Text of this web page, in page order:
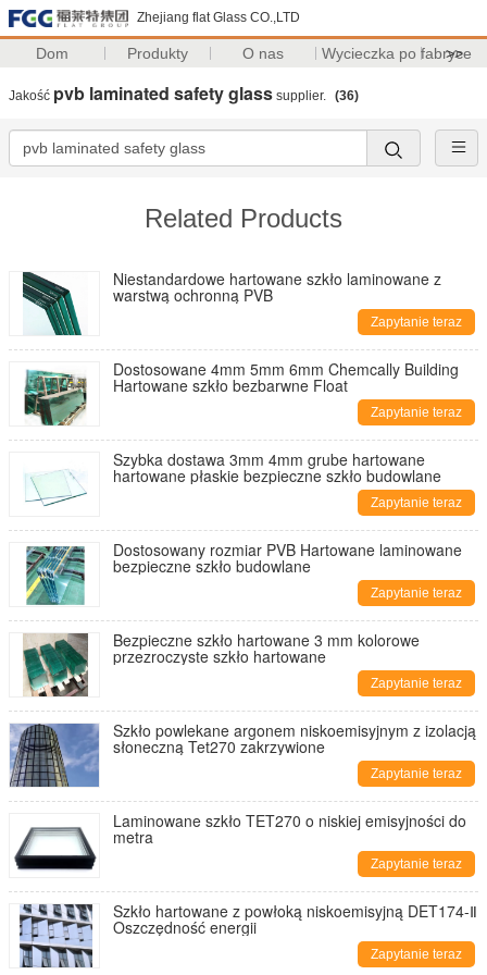
Zhejiang flat Glass CO.,LTD
Dom Produkty O nas Wycieczka po fabryce
>>
Jakość pvb laminated safety glass supplier. (36)
Related Products
Niestandardowe hartowane szkło laminowane z
warstwą ochronną PVB
Zapytanie teraz
Dostosowane 4mm 5mm 6mm Chemcally Building
Hartowane szkło bezbarwne Float
Zapytanie teraz
Szybka dostawa 3mm 4mm grube hartowane
hartowane płaskie bezpieczne szkło budowlane
Zapytanie teraz
Dostosowany rozmiar PVB Hartowane laminowane
bezpieczne szkło budowlane
Zapytanie teraz
Bezpieczne szkło hartowane 3 mm kolorowe
przezroczyste szkło hartowane
Zapytanie teraz
Szkło powlekane argonem niskoemisyjnym z izolacją
słoneczną Tet270 zakrzywione
Zapytanie teraz
Laminowane szkło TET270 o niskiej emisyjności do
metra
Zapytanie teraz
Szkło hartowane z powłoką niskoemisyjną DET174-Ⅱ
Oszczędność energii
Zapytanie teraz